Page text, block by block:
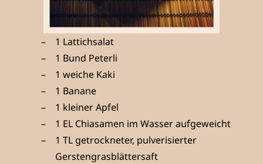
1 Lattichsalat
1 Bund Peterli
1 weiche Kaki
1 Banane
1 kleiner Apfel
1 EL Chiasamen im Wasser aufgeweicht
1 TL getrockneter, pulverisierter
Gerstengrasblättersaft